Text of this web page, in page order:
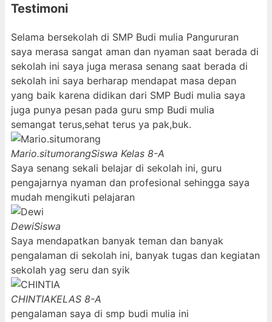
Testimoni
Selama bersekolah di SMP Budi mulia Pangururan
saya merasa sangat aman dan nyaman saat berada di
sekolah ini saya juga merasa senang saat berada di
sekolah ini saya berharap mendapat masa depan
yang baik karena didikan dari SMP Budi mulia saya
juga punya pesan pada guru smp Budi mulia
semangat terus,sehat terus ya pak,buk.
Mario.situmorangSiswa Kelas 8-A
Saya senang sekali belajar di sekolah ini, guru
pengajarnya nyaman dan profesional sehingga saya
mudah mengikuti pelajaran
DewiSiswa
Saya mendapatkan banyak teman dan banyak
pengalaman di sekolah ini, banyak tugas dan kegiatan
sekolah yag seru dan syik
CHINTIAKELAS 8-A
pengalaman saya di smp budi mulia ini